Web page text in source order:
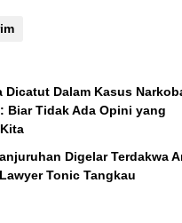
Dicatut Dalam Kasus
Biar Tidak Ada Opini yang
Digelar Terdakwa
Tonic Tangkau